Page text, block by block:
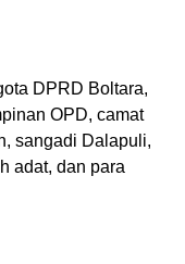
DPRD Boltara,
OPD, camat
sangadi Dalapuli,
adat, dan para